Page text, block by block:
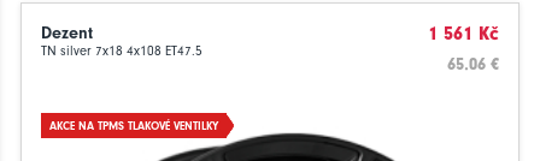
Dezent
TN silver 7x18 4x108 ET47.5
1 561 Kč
65.06 €
AKCE NA TPMS TLAKOVÉ VENTILKY